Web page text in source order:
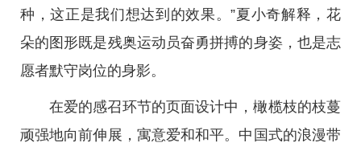
种，这正是我们想达到的效果。”夏小奇解释，花
朵的图形既是残奥运动员奋勇拼搏的身姿，也是志
愿者默守岗位的身影。
在爱的感召环节的页面设计中，橄榄枝的枝蔓
顽强地向前伸展，寓意爱和和平。中国式的浪漫带